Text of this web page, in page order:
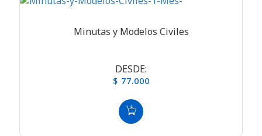
Minutas y Modelos Civiles
DESDE:
$ 77.000